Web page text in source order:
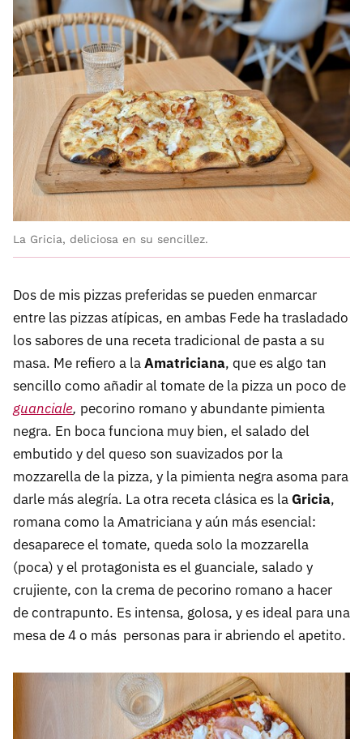
La Gricia, deliciosa en su sencillez.
Dos de mis pizzas preferidas se pueden enmarcar
entre las pizzas atípicas, en ambas Fede ha trasladado
los sabores de una receta tradicional de pasta a su
masa. Me refiero a laAmatriciana, que es algo tan
sencillo como añadir al tomate de la pizza un poco de
guanciale, pecorino romano y abundante pimienta
negra. En boca funciona muy bien, el salado del
embutido y del queso son suavizados por la
mozzarella de la pizza, y la pimienta negra asoma para
darle más alegría. La otra receta clásica es laGricia,
romana como la Amatriciana y aún más esencial:
desaparece el tomate, queda solo la mozzarella
(poca) y el protagonista es el guanciale, salado y
crujiente, con la crema de pecorino romano a hacer
de contrapunto. Es intensa, golosa, y es ideal para una
mesa de 4 o más personas para ir abriendo el apetito.